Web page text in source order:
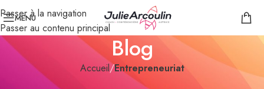
Passer à la navigation
Passer au contenu principal
MENU
Blog
Accueil/Entrepreneuriat
ENTREPRENEURIAT,